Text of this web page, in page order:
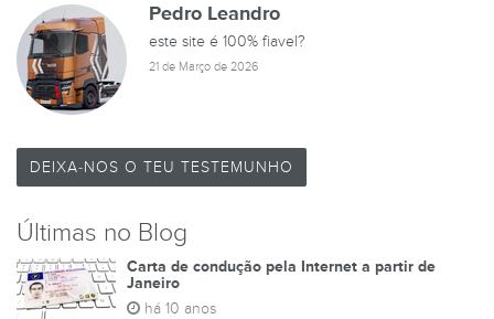
Pedro Leandro
este site é 100% fiavel?
21 de Março de 2026
DEIXA-NOS O TEU TESTEMUNHO
Últimas no Blog
Carta de condução pela Internet a partir de
Janeiro
há 10 anos